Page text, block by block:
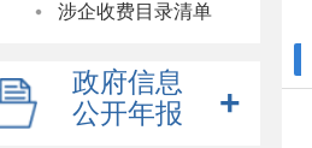
政府集中采购
食品药品监管
涉企收费目录清单
政府信息
公开年报